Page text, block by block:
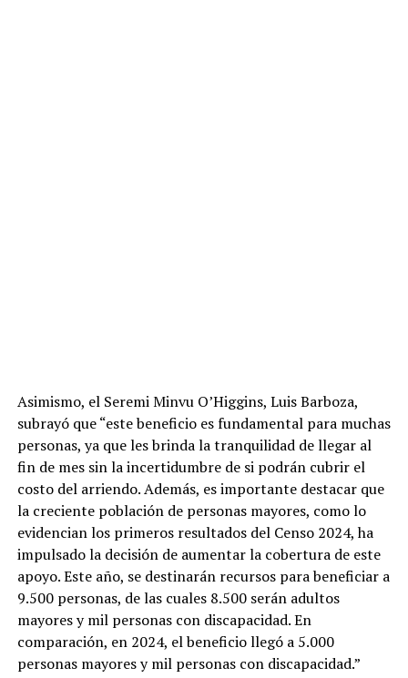
Asimismo, el Seremi Minvu O’Higgins, Luis Barboza,
subrayó que “este beneficio es fundamental para muchas
personas, ya que les brinda la tranquilidad de llegar al
fin de mes sin la incertidumbre de si podrán cubrir el
costo del arriendo. Además, es importante destacar que
la creciente población de personas mayores, como lo
evidencian los primeros resultados del Censo 2024, ha
impulsado la decisión de aumentar la cobertura de este
apoyo. Este año, se destinarán recursos para beneficiar a
9.500 personas, de las cuales 8.500 serán adultos
mayores y mil personas con discapacidad. En
comparación, en 2024, el beneficio llegó a 5.000
personas mayores y mil personas con discapacidad.”